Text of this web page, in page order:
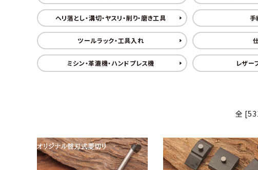
ヘリ落とし・溝切・ヤスリ・削り・磨き工具 手
ツールラック・工具入れ
ミシン・革漉機・ハンドプレス機 レザー
全
favorite